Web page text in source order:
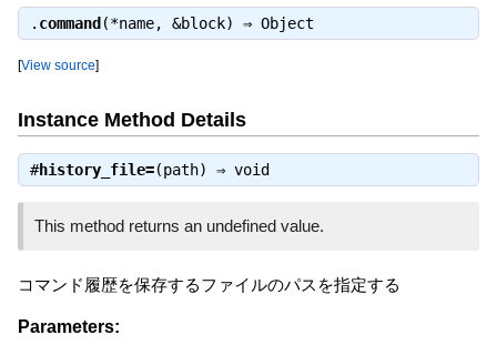
. command (*name, &block) ⇒ Object
[View source]
Instance Method Details
#history_file=(path) ⇒ void
This method returns an undefined value.
コマンド履歴を保存するファイルのパスを指定する
Parameters: